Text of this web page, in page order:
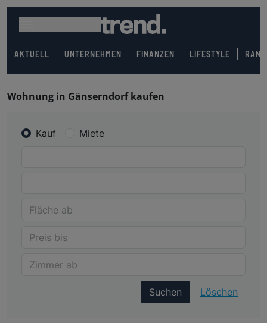
AKTUELL UNTERNEHMEN FINANZEN LIFESTYLE
Wohnung in Gänserndorf kaufen
Kauf Miete
Suchen Löschen